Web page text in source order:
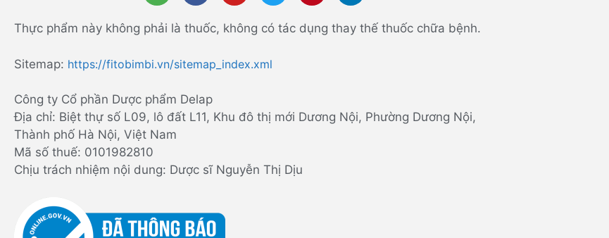
Thực phẩm này không phải là thuốc, không có tác dụng thay thế thuốc chữa bệnh.
Sitemap: https://fitobimbi.vn/sitemap_index.xml
Công ty Cổ phần Dược phẩm Delap
Địa chỉ: Biệt thự số L09, lô đất L11, Khu đô thị mới Dương Nội, Phường Dương Nội,
Thành phố Hà Nội, Việt Nam
Mã số thuế: 0101982810
Chịu trách nhiệm nội dung: Dược sĩ Nguyễn Thị Dịu